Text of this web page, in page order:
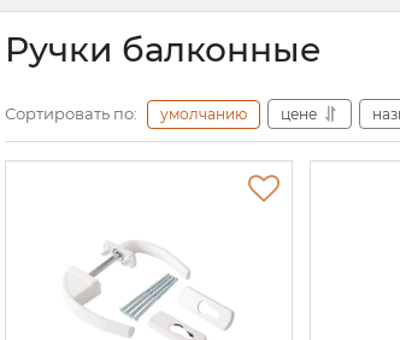
Ручки балконные
Сортировать по: умолчанию цене